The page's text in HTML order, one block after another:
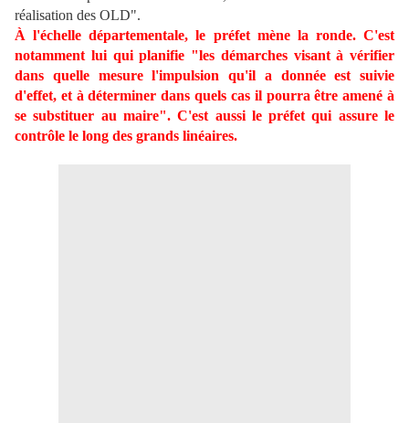
réalisation des OLD".
À l'échelle départementale, le préfet mène la ronde. C'est
notamment lui qui planifie "les démarches visant à vérifier
dans quelle mesure l'impulsion qu'il a donnée est suivie
d'effet, et à déterminer dans quels cas il pourra être amené à
se substituer au maire". C'est aussi le préfet qui assure le
contrôle le long des grands linéaires.